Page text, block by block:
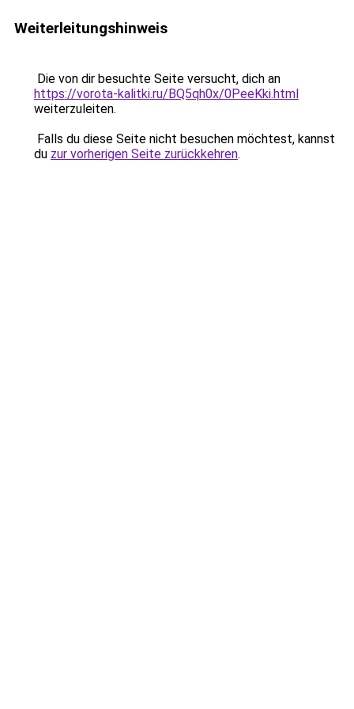
Weiterleitungshinweis
Die von dir besuchte Seite versucht, dich an
https://vorota-kalitki.ru/BQ5qh0x/0PeeKki.html
weiterzuleiten.
Falls du diese Seite nicht besuchen möchtest, kannst
du zur vorherigen Seite zurückkehren.